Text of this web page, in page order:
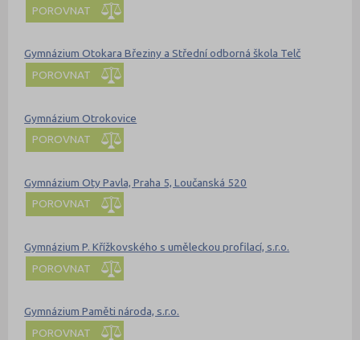
POROVNAT
Gymnázium Otokara Březiny a Střední odborná škola Telč
POROVNAT
Gymnázium Otrokovice
POROVNAT
Gymnázium Oty Pavla, Praha 5, Loučanská 520
POROVNAT
Gymnázium P. Křížkovského s uměleckou profilací, s.r.o.
POROVNAT
Gymnázium Paměti národa, s.r.o.
POROVNAT